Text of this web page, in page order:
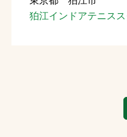
お問合せ
狛江インドアテニス